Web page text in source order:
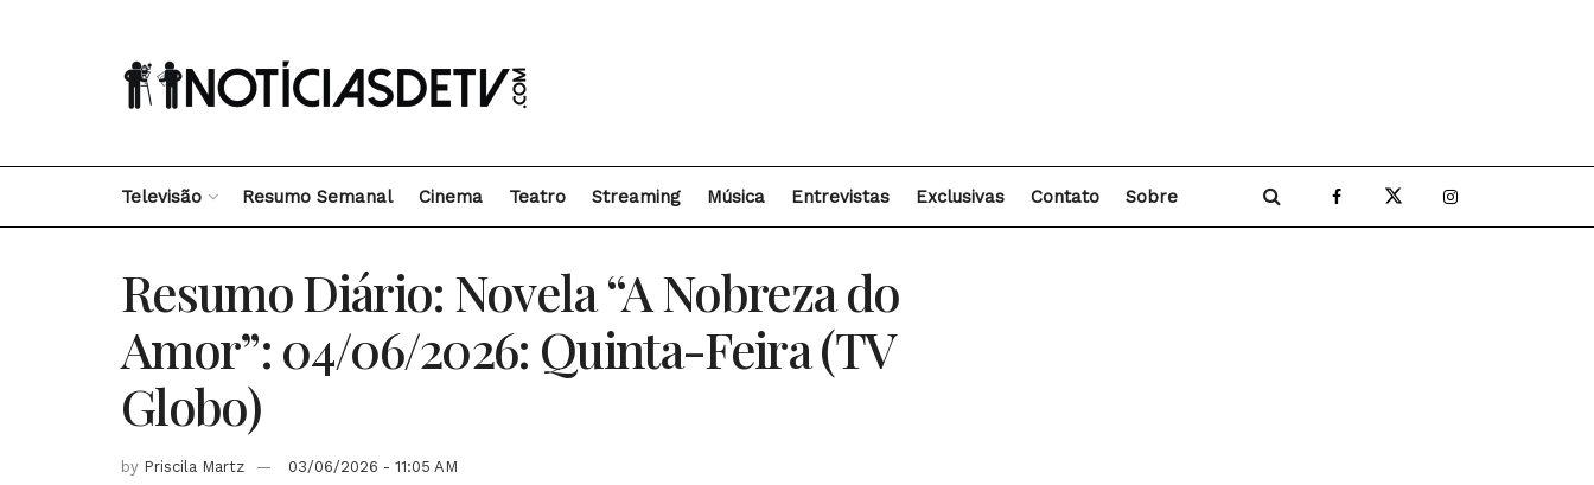
Televisão Resumo Semanal Cinema Teatro Streaming Música Entrevistas Exclusivas Contato Sobre
Resumo Diário: Novela “A Nobreza do
Amor”: 04/06/2026: Quinta-Feira (TV
Globo)
by Priscila Martz 03/06/2026 - 11:05 AM